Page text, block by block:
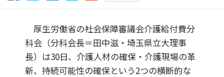
厚生労働省の社会保障審議会介護給付費分
科会（分科会長＝田中滋・埼玉県立大理事
長）は30日、介護人材の確保・介護現場の革
新、持続可能性の確保という2つの横断的な